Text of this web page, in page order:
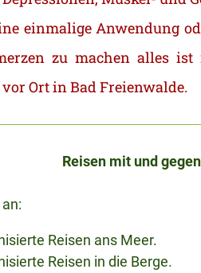
einmalige Anwendung
zu machen alles
Ort in Bad Freienwalde.
Reisen mit und
Reisen ans Meer.
Reisen in die Berge.